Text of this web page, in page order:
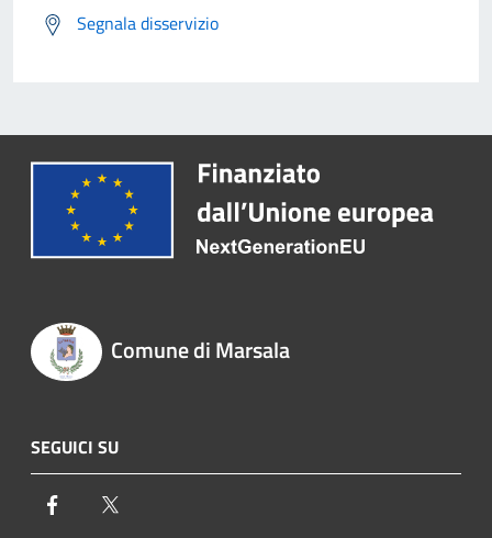
Segnala disservizio
Comune di Marsala
SEGUICI SU
Facebook